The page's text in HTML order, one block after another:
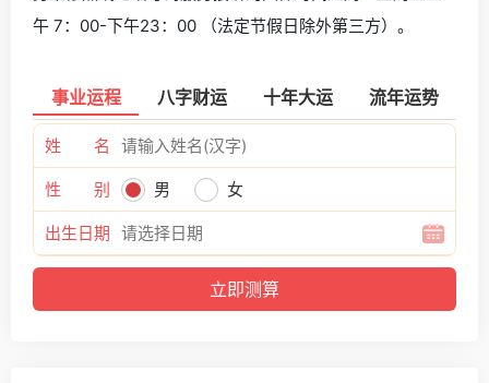
午 7：00-下午23：00 （法定节假日除外第三方）。
事业运程 八字财运 十年大运 流年运势
姓 名
性 别 男 女
出生日期